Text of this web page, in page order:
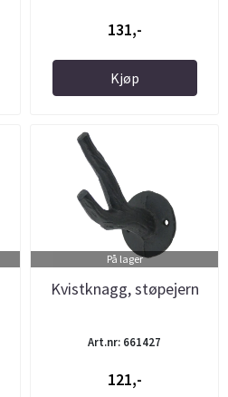
131,-
Kjøp
På lager
Kvistknagg, støpejern
Art.nr: 661427
121,-